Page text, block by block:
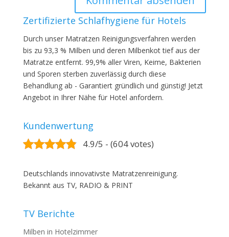
Zertifizierte Schlafhygiene für Hotels
Durch unser Matratzen Reinigungsverfahren werden
bis zu 93,3 % Milben und deren Milbenkot tief aus der
Matratze entfernt. 99,9% aller Viren, Keime, Bakterien
und Sporen sterben zuverlässig durch diese
Behandlung ab - Garantiert gründlich und günstig! Jetzt
Angebot in Ihrer Nähe für Hotel anfordern.
Kundenwertung
4.9/5 - (604 votes)
Deutschlands innovativste Matratzenreinigung.
Bekannt aus TV, RADIO & PRINT
TV Berichte
Milben in Hotelzimmer